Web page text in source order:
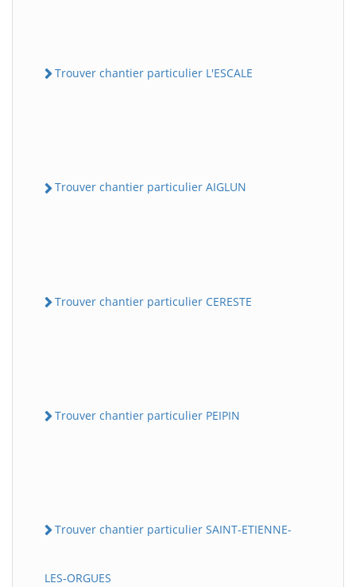
Trouver chantier particulier L'ESCALE
Trouver chantier particulier AIGLUN
Trouver chantier particulier CERESTE
Trouver chantier particulier PEIPIN
Trouver chantier particulier SAINT-ETIENNE-
LES-ORGUES